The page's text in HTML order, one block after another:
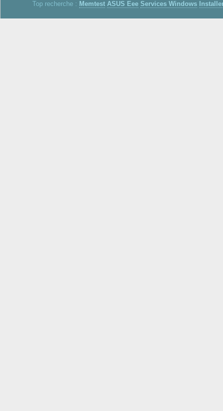
Top recherche : Memtest ASUS Eee Services Windows